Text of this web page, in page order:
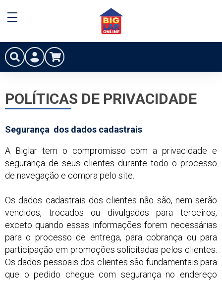
POLÍTICAS DE PRIVACIDADE
Segurança dos dados cadastrais
A Biglar tem o compromisso com a privacidade e
segurança de seus clientes durante todo o processo
de navegação e compra pelo site.
Os dados cadastrais dos clientes não são, nem serão
vendidos, trocados ou divulgados para terceiros,
exceto quando essas informações forem necessárias
para o processo de entrega, para cobrança ou para
participação em promoções solicitadas pelos clientes.
Os dados pessoais dos clientes são fundamentais para
que o pedido chegue com segurança no endereço